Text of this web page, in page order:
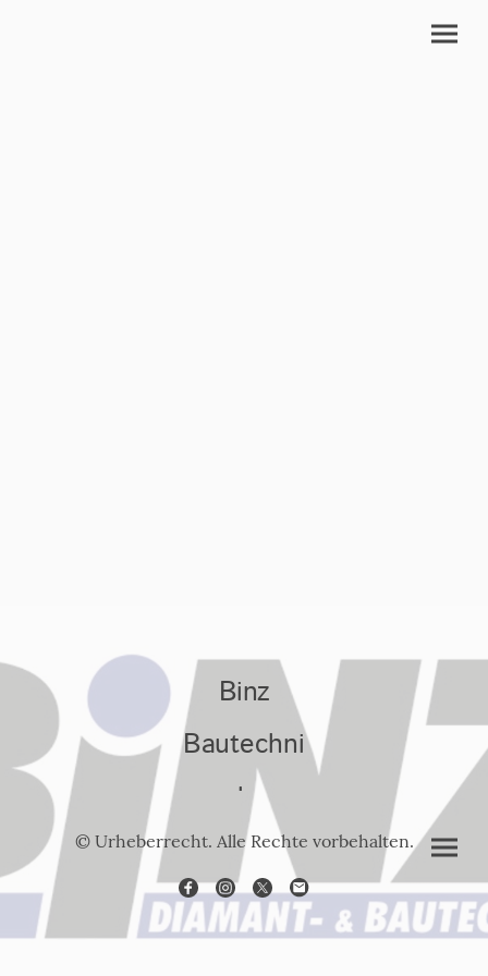
Binz
Bautechni
k
© Urheberrecht. Alle Rechte vorbehalten.